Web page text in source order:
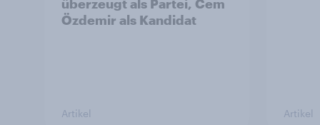
überzeugt als Partei, Cem
Özdemir als Kandidat
Artikel Artikel